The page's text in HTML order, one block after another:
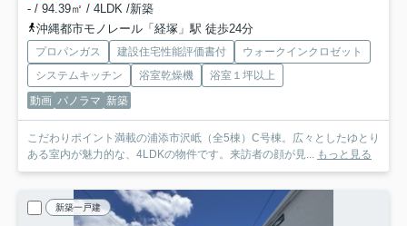
- / 94.39㎡ / 4LDK /新築
沖縄都市モノレール「経塚」駅 徒歩24分
プロパンガス 建設住宅性能評価書付
ウォークインクロゼット
システムキッチン
浴室乾燥機
浴室１坪以上
動画 パノラマ 新築
こだわりポイント満載の浦添市沢岻（全5棟）C号棟。広々としたゆとり
ある室内が魅力的な、4LDKの物件です。来訪者の顔が見... もっと見る
新築一戸建